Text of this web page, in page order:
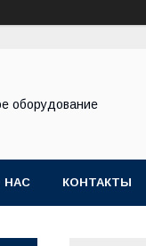
оборудование
НАС КОНТАКТЫ